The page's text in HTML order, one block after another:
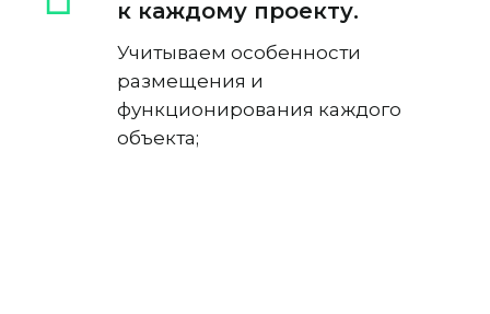
к каждому проекту.
Учитываем особенности
размещения и
функционирования каждого
объекта;